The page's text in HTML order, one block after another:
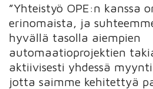
”Yhteistyö OPE:n kanssa
erinomaista, ja
hyvällä tasolla aiempien
automaatioprojektien
aktiivisesti yhdessä
jotta saimme kehitettyä